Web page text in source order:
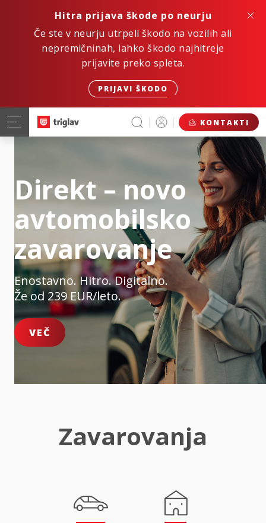
Hitra prijava škode po neurju
Če ste v neurju utrpeli škodo na vozilih ali
nepremičninah, lahko škodo najhitreje
prijavite preko spleta.
PRIJAVI ŠKODO
KONTAKTI
Direkt – novo
avtomobilsko
zavarovanje
Enostavno. Hitro. Digitalno.
Že od 239 EUR/leto.
VEČ
Zavarovanja